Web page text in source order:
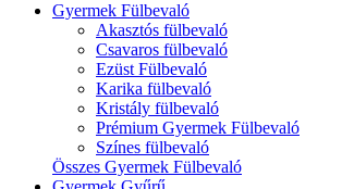
Gyermek Fülbevaló
Akasztós fülbevaló
Csavaros fülbevaló
Ezüst Fülbevaló
Karika fülbevaló
Kristály fülbevaló
Prémium Gyermek Fülbevaló
Színes fülbevaló
Összes Gyermek Fülbevaló